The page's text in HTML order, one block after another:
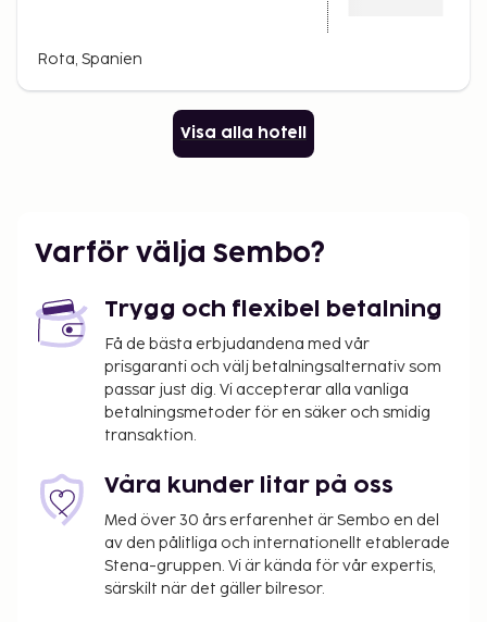
Rota, Spanien
Visa alla hotell
Varför välja Sembo?
Trygg och flexibel betalning
Få de bästa erbjudandena med vår
prisgaranti och välj betalningsalternativ som
passar just dig. Vi accepterar alla vanliga
betalningsmetoder för en säker och smidig
transaktion.
Våra kunder litar på oss
Med över 30 års erfarenhet är Sembo en del
av den pålitliga och internationellt etablerade
Stena-gruppen. Vi är kända för vår expertis,
särskilt när det gäller bilresor.